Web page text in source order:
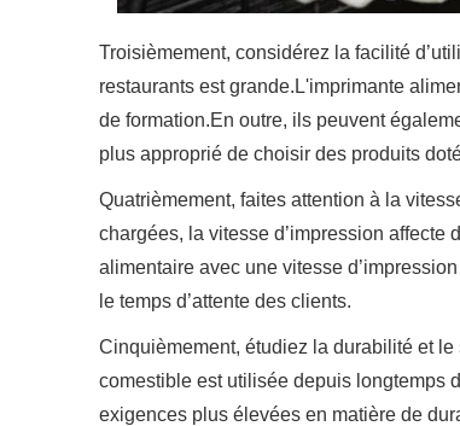
Troisièmement, considérez la facilité
restaurants est grande.L'imprimante
de formation.En outre, ils peuvent
plus approprié de choisir des produits
Quatrièmement, faites attention à la
chargées, la vitesse d’impression affecte
alimentaire avec une vitesse
le temps d’attente des clients.
Cinquièmement, étudiez la durabilité et
comestible est utilisée depuis longtemps
exigences plus élevées en matière de